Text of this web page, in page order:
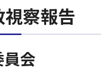
察報告
会